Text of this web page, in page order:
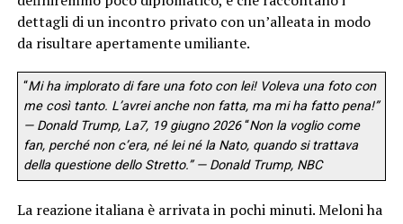
dettagli di un incontro privato con un’alleata in modo
da risultare apertamente umiliante.
“Mi ha implorato di fare una foto con lei! Voleva una foto con
me così tanto. L’avrei anche non fatta, ma mi ha fatto pena!”
— Donald Trump, La7, 19 giugno 2026“Non la voglio come
fan, perché non c’era, né lei né la Nato, quando si trattava
della questione dello Stretto.” — Donald Trump, NBC
La reazione italiana è arrivata in pochi minuti. Meloni ha